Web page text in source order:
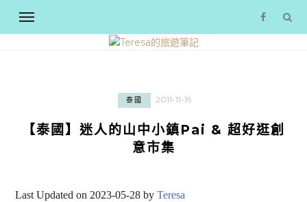
泰國 2011-11-19
【泰國】迷人的山中小鎮Pai & 超好逛創
意市集
Last Updated on 2023-05-28 byTeresa